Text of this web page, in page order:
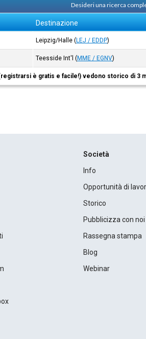
Desideri una ricerca
Destinazione
Leipzig/Halle (LEJ / EDDP)
Teesside Int'l (MME / EGNV)
è gratis e facile!) vedono storico di 3
Società
Info
Opportunità di
Storico
Pubblicizza con noi
Rassegna stampa
Blog
Webinar